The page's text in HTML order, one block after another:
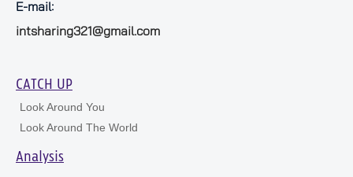
E-mail:
intsharing321@gmail.com
CATCH UP
Look Around You
Look Around The World
Analysis